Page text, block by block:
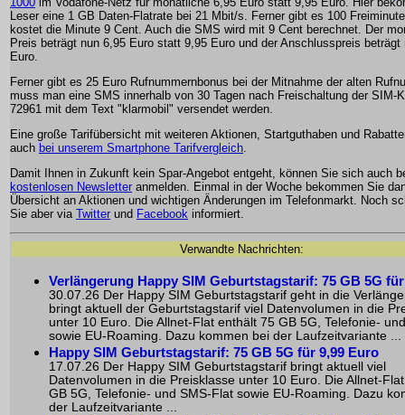
Leser eine 1 GB Daten-Flatrate bei 21 Mbit/s. Ferner gibt es 100
kostet die Minute 9 Cent. Auch die SMS wird mit 9 Cent berechnet. Der
Preis beträgt nun 6,95 Euro statt 9,95 Euro und der Anschlusspreis beträgt
Euro.
Ferner gibt es 25 Euro Rufnummernbonus bei der Mitnahme der alten
muss man eine SMS innerhalb von 30 Tagen nach Freischaltung der SIM-
72961 mit dem Text "klarmobil" versendet werden.
Eine große Tarifübersicht mit weiteren Aktionen, Startguthaben und
auch bei unserem Smartphone Tarifvergleich
Damit Ihnen in Zukunft kein Spar-Angebot entgeht, können Sie sich auch
kostenlosen Newsletter anmelden. Einmal in der Woche bekommen Sie
Übersicht an Aktionen und wichtigen Änderungen im Telefonmarkt. Noch
Sie aber via Twitter und Facebook informiert.
Verwandte Nachrichten:
Verlängerung Happy SIM Geburtstagstarif: 75 GB 5G
30.07.26 Der Happy SIM Geburtstagstarif geht in die
bringt aktuell der Geburtstagstarif viel Datenvolumen in die
unter 10 Euro. Die Allnet-Flat enthält 75 GB 5G, Telefonie-
sowie EU-Roaming. Dazu kommen bei der Laufzeitvariante ...
Happy SIM Geburtstagstarif: 75 GB 5G für 9,99 Euro
17.07.26 Der Happy SIM Geburtstagstarif bringt aktuell viel
Datenvolumen in die Preisklasse unter 10 Euro. Die Allnet-
GB 5G, Telefonie- und SMS-Flat sowie EU-Roaming. Dazu
der Laufzeitvariante ...